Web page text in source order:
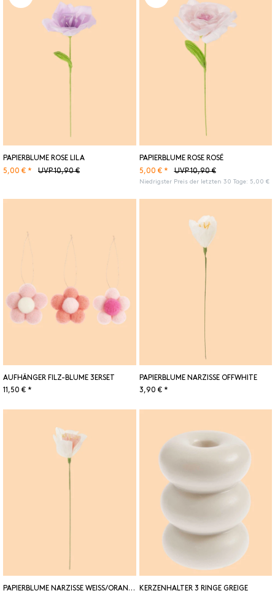
PAPIERBLUME ROSE LILA
UVP 10,90 €
5,00 € *
PAPIERBLUME ROSE ROSÉ
UVP 10,90 €
5,00 € *
Niedrigster Preis der letzten 30 Tage: 5,00 €
AUFHÄNGER FILZ-BLUME 3ERSET
11,50 € *
PAPIERBLUME NARZISSE OFFWHITE
3,90 € *
PAPIERBLUME NARZISSE WEISS/ORANGE
KERZENHALTER 3 RINGE GREIGE